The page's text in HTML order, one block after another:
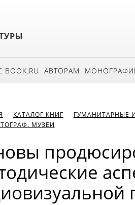
BOOK.RU АВТОРАМ
КАТАЛОГ КНИГ ГУМАНИТАРНЫЕ
МУЗЕИ